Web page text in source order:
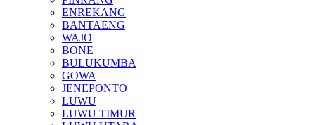
ENREKANG
BANTAENG
WAJO
BONE
BULUKUMBA
GOWA
JENEPONTO
LUWU
LUWU TIMUR